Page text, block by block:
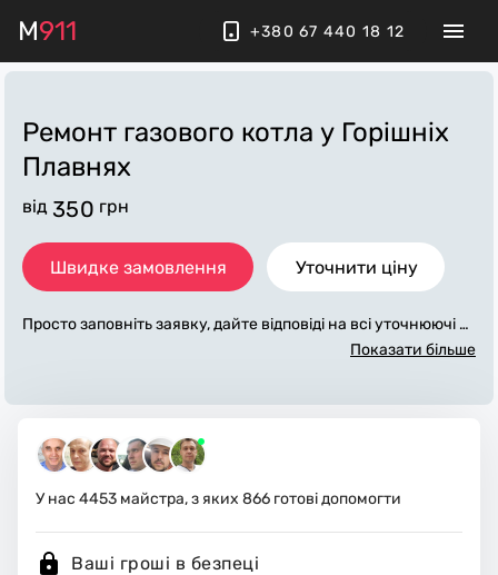
M911 +380 67 440 18 12
Ремонт газового котла у Горішніх
Плавнях
від 350 грн
Швидке замовлення Уточнити ціну
Просто заповніть заявку, дайте відповіді на всі уточнюючі за
питання по «ремонт газового котла». Ми зв'яжемося з вам
атеріали. Виконавці стежать за чистотою та прибирають ро
боче місце.
Показати більше
У нас 4453 майстра, з яких 866 готові допомогти
Ваші гроші в безпеці